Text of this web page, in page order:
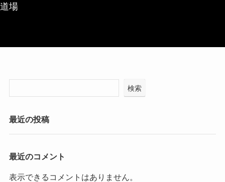
道場
検索
最近の投稿
最近のコメント
表示できるコメントはありません。